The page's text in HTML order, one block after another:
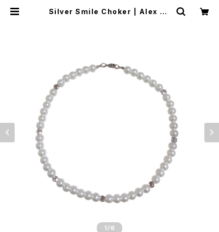
Silver Smile Choker | Alex Je
1 /6